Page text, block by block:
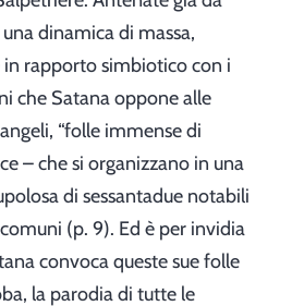
dinamica di massa,
rapporto simbiotico con i
che Satana oppone alle
“folle immense di
– che si organizzano in una
di sessantadue notabili
(p. 9). Ed è per invidia
convoca queste sue folle
la parodia di tutte le